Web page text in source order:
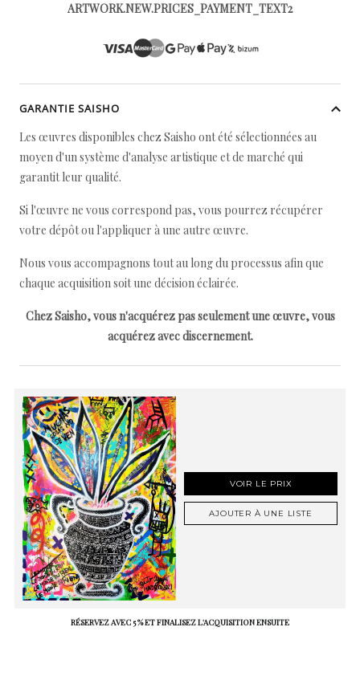
ARTWORK.NEW.PRICES_PAYMENT_TEXT2
GARANTIE SAISHO
Les œuvres disponibles chez Saisho ont été sélectionnées au
moyen d'un système d'analyse artistique et de marché qui
garantit leur qualité.
Si l'œuvre ne vous correspond pas, vous pourrez récupérer
votre dépôt ou l'appliquer à une autre œuvre.
Nous vous accompagnons tout au long du processus afin que
chaque acquisition soit une décision éclairée.
Chez Saisho, vous n'acquérez pas seulement une œuvre, vous
acquérez avec discernement.
VOIR LE PRIX
AJOUTER À UNE LISTE
RÉSERVEZ AVEC 5 % ET FINALISEZ L'ACQUISITION ENSUITE